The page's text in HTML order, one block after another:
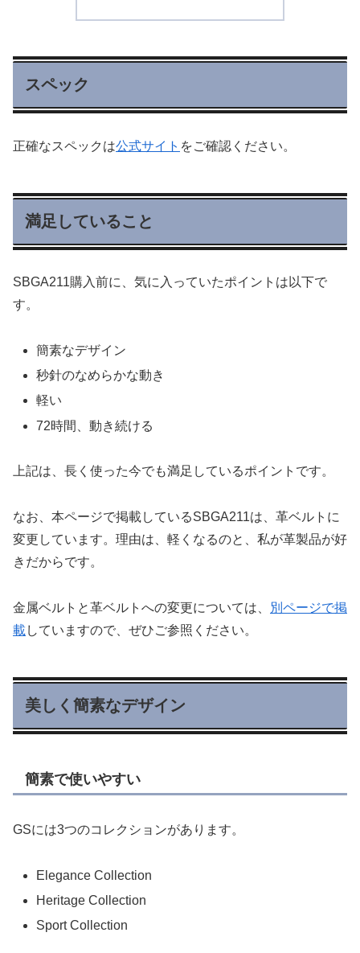
スペック
正確なスペックは公式サイト をご確認ください。
満足していること
SBGA211購入前に、気に入っていたポイントは以下で
す。
簡素なデザイン
秒針のなめらかな動き
軽い
72時間、動き続ける
上記は、長く使った今でも満足しているポイントです。
なお、本ページで掲載しているSBGA211は、革ベルトに
変更しています。理由は、軽くなるのと、私が革製品が好
きだからです。
金属ベルトと革ベルトへの変更については、
別ページで掲
載していますので、ぜひご参照ください。
美しく簡素なデザイン
簡素で使いやすい
GSには3つのコレクションがあります。
Elegance Collection
Heritage Collection
Sport Collection